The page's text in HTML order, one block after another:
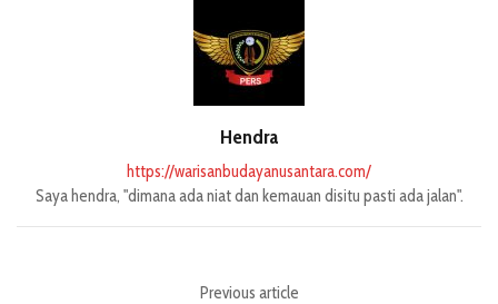
Hendra
https://warisanbudayanusantara.com/
Saya hendra, "dimana ada niat dan kemauan disitu pasti ada jalan".
Previous article